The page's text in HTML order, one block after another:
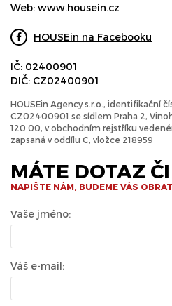
Web: www.housein.cz
HOUSEin na Facebooku
IČ: 02400901
DIČ: CZ02400901
HOUSEin Agency s.r.o., identifikační
CZ02400901 se sídlem Praha 2,
120 00, v obchodním rejstříku
zapsaná v oddílu C, vložce 218959
MÁTE DOTAZ
NAPIŠTE NÁM, BUDEME VÁS
Vaše jméno:
Váš e-mail: